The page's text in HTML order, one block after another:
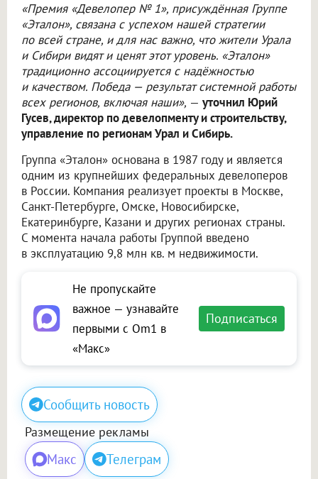
«Премия «Девелопер № 1», присуждённая Группе
«Эталон», связана с успехом нашей стратегии
по всей стране, и для нас важно, что жители Урала
и Сибири видят и ценят этот уровень. «Эталон»
традиционно ассоциируется с надёжностью
и качеством. Победа — результат системной работы
всех регионов, включая наши», — уточнил Юрий
Гусев, директор по девелопменту и строительству,
управление по регионам Урал и Сибирь.
Группа «Эталон» основана в 1987 году и является
одним из крупнейших федеральных девелоперов
в России. Компания реализует проекты в Москве,
Санкт-Петербурге, Омске, Новосибирске,
Екатеринбурге, Казани и других регионах страны.
С момента начала работы Группой введено
в эксплуатацию 9,8 млн кв. м недвижимости.
Не пропускайте
важное — узнавайте
первыми с Om1 в
«Макс»
Подписаться
Сообщить новость
Размещение рекламы
Макс Телеграм